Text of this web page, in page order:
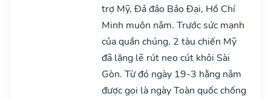
trợ Mỹ, Đả đảo Bảo Đại, Hồ Chí
Minh muôn nǎm. Trước sức mạnh
của quần chúng, 2 tàu chiến Mỹ
đã lặng lẽ rút neo cút khỏi Sài
Gòn. Từ đó ngày 19-3 hằng nǎm
được gọi là ngày Toàn quốc chống